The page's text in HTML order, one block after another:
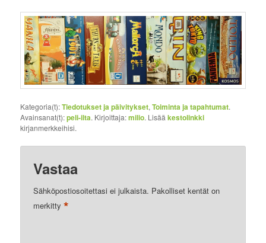
Kategoria(t):Tiedotukset ja päivitykset,Toiminta ja tapahtumat.
Avainsanat(t):peli-ilta. Kirjoittaja:milio. Lisääkestolinkki
kirjanmerkkeihisi.
Vastaa
Sähköpostiosoitettasi ei julkaista. Pakolliset kentät on
merkitty*